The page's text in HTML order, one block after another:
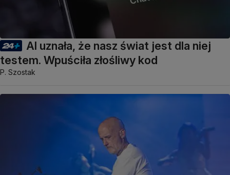
AI uznała, że nasz świat jest dla niej
testem. Wpuściła złośliwy kod
P. Szostak